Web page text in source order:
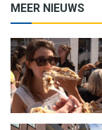
MEER NIEUWS